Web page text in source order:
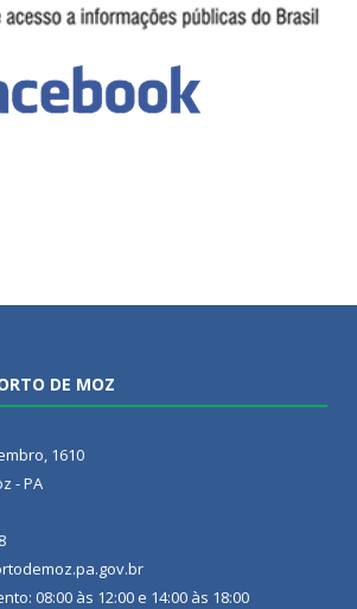
DE MOZ
1610
- PA
08:00 às 12:00 e 14:00 às 18:00